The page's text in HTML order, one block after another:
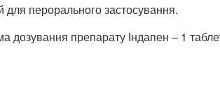
для перорального застосування.
дозування препарату Індапен – 1